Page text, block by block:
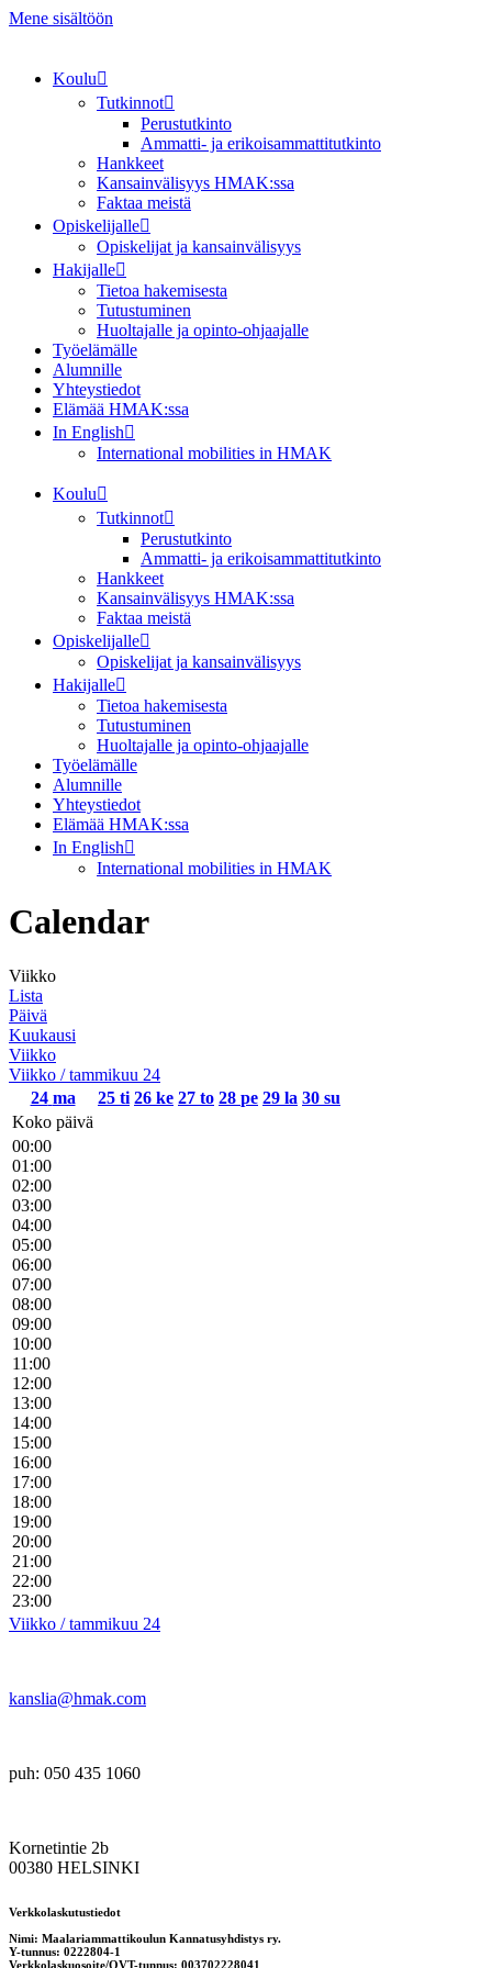
Mene sisältöön
Koulu
Tutkinnot
Perustutkinto
Ammatti- ja erikoisammattitutkinto
Hankkeet
Kansainvälisyys HMAK:ssa
Faktaa meistä
Opiskelijalle
Opiskelijat ja kansainvälisyys
Hakijalle
Tietoa hakemisesta
Tutustuminen
Huoltajalle ja opinto-ohjaajalle
Työelämälle
Alumnille
Yhteystiedot
Elämää HMAK:ssa
In English
International mobilities in HMAK
Koulu
Tutkinnot
Perustutkinto
Ammatti- ja erikoisammattitutkinto
Hankkeet
Kansainvälisyys HMAK:ssa
Faktaa meistä
Opiskelijalle
Opiskelijat ja kansainvälisyys
Hakijalle
Tietoa hakemisesta
Tutustuminen
Huoltajalle ja opinto-ohjaajalle
Työelämälle
Alumnille
Yhteystiedot
Elämää HMAK:ssa
In English
International mobilities in HMAK
Calendar
Viikko
Lista
Päivä
Kuukausi
Viikko
Viikko / tammikuu 24
24 ma 25 ti 26 ke 27 to 28 pe 29 la 30 su
Koko päivä
00:00
01:00
02:00
03:00
04:00
05:00
06:00
07:00
08:00
09:00
10:00
11:00
12:00
13:00
14:00
15:00
16:00
17:00
18:00
19:00
20:00
21:00
22:00
23:00
Viikko / tammikuu 24
kanslia@hmak.com
puh: 050 435 1060
Kornetintie 2b
00380 HELSINKI
Verkkolaskutustiedot
Nimi: Maalariammattikoulun Kannatusyhdistys ry.
Y-tunnus: 0222804-1
Verkkolaskuosoite/OVT-tunnus: 003702228041